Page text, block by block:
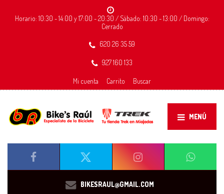
Horario: 10:30 - 14:00 y 17:00 - 20:30 / Sábado: 10:30 - 13:00 / Domingo:
Cerrado
620 26 35 59
927 160 133
Mi cuenta Carrito Buscar
MENÚ
BIKESRAUL@GMAIL.COM